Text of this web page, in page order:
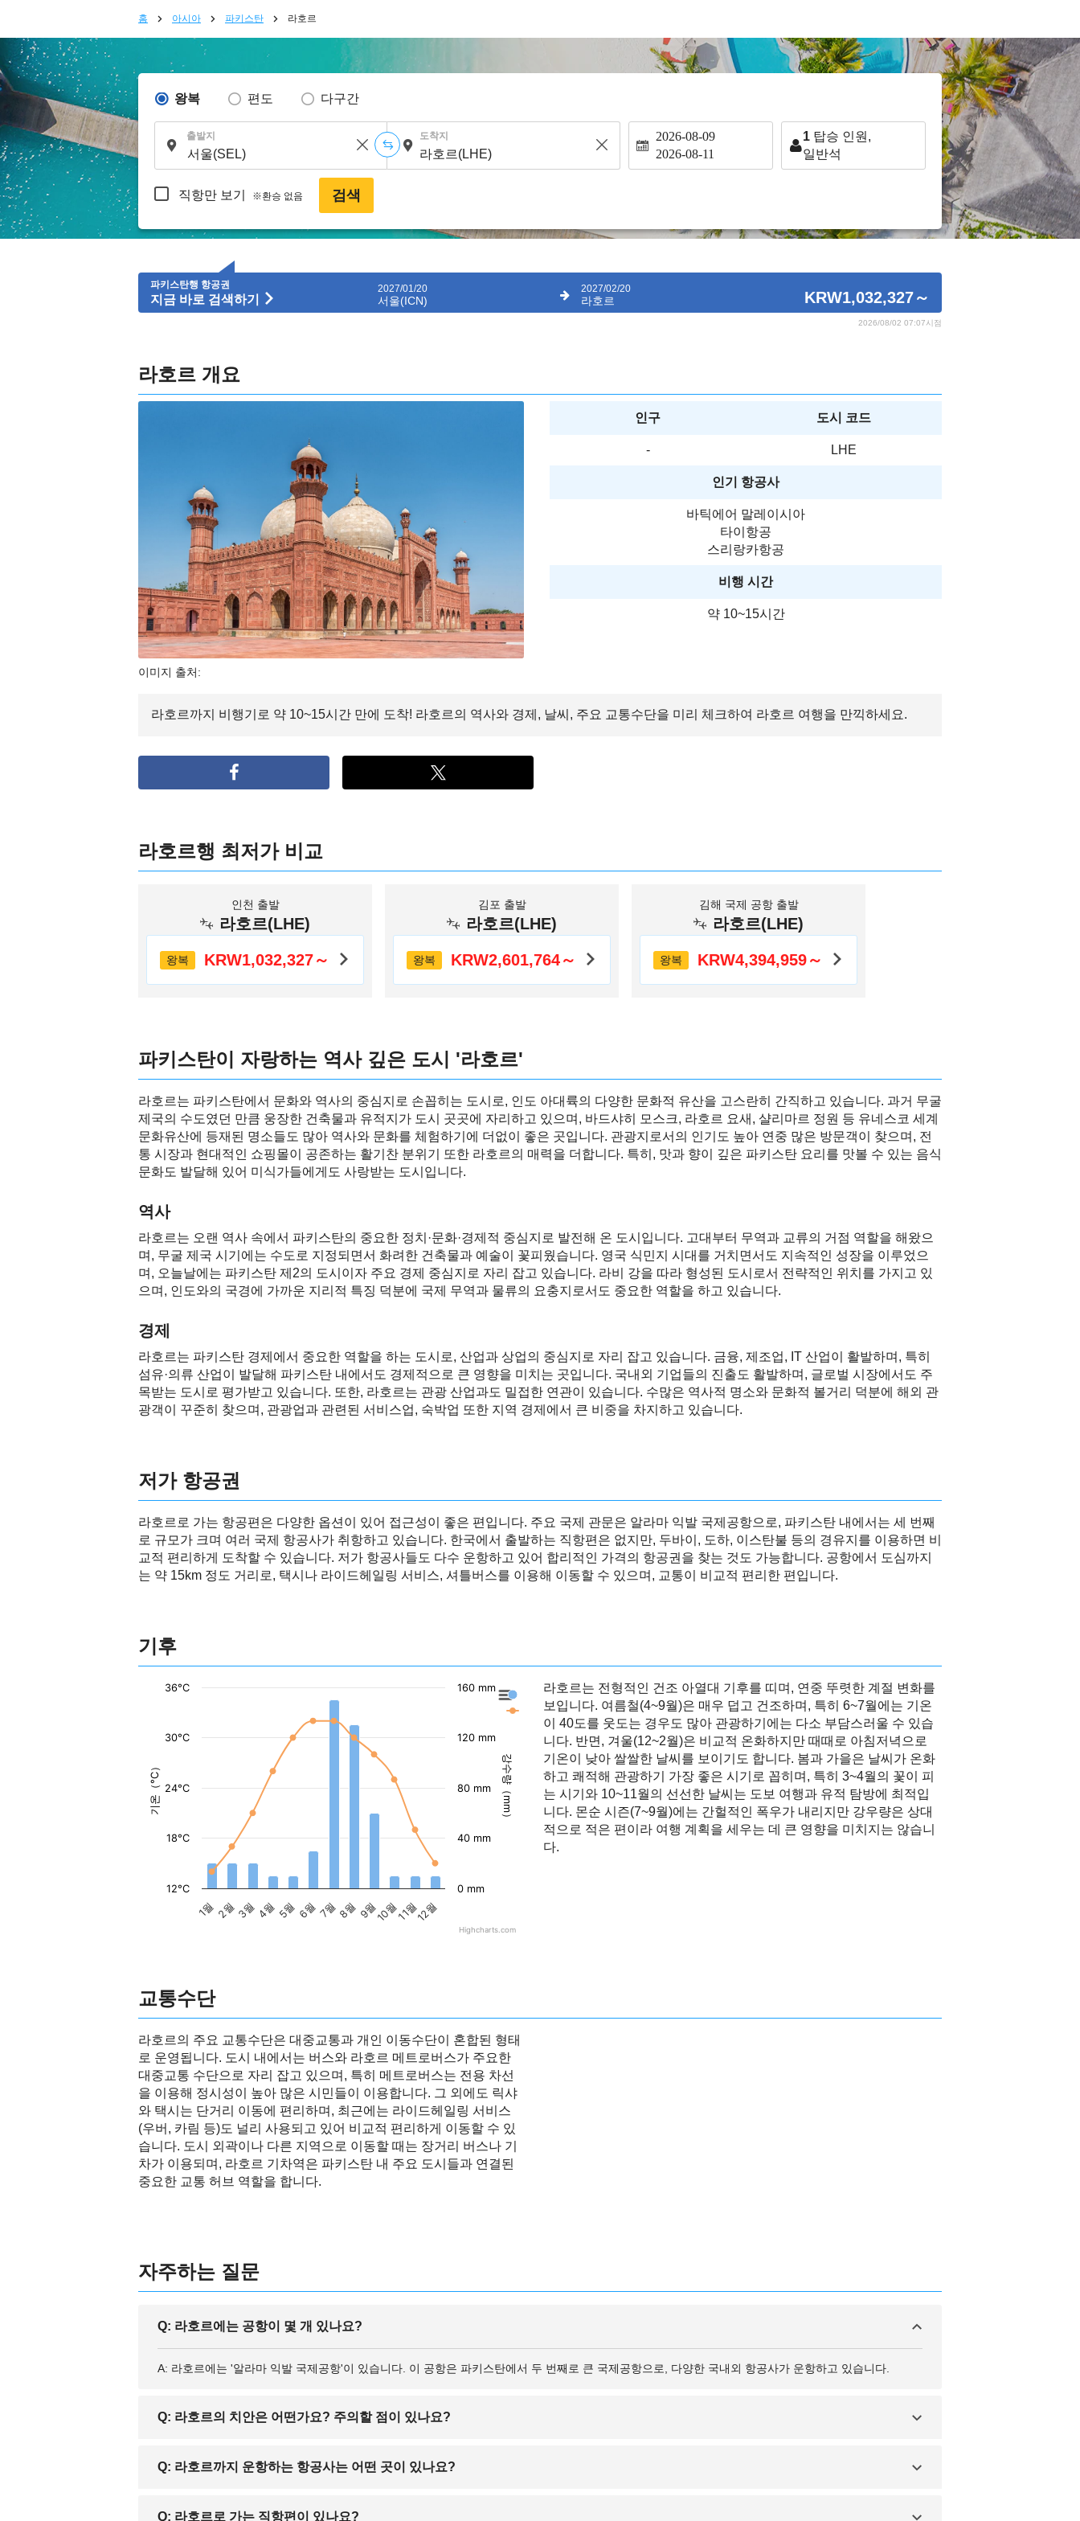
홈 아시아 파키스탄 라호르
왕복 편도 다구간
출발지 도착지 2026-08-09
2026-08-11
1 탑승 인원,
일반석
직항만 보기 ※환승 없음 검색
파키스탄행 항공권
지금 바로 검색하기
2027/01/20
서울(ICN)
2027/02/20
라호르 KRW1,032,327～
2026/08/02 07:07시점
라호르 개요
이미지 출처:
인구 도시 코드
- LHE
인기 항공사
바틱에어 말레이시아
타이항공
스리랑카항공
비행 시간
약 10~15시간
라호르까지 비행기로 약 10~15시간 만에 도착! 라호르의 역사와 경제, 날씨, 주요 교통수단을 미리 체크하여 라호르 여행을 만끽하세요.
라호르행 최저가 비교
인천 출발
라호르(LHE)
왕복 KRW1,032,327～
김포 출발
라호르(LHE)
왕복 KRW2,601,764～
김해 국제 공항 출발
라호르(LHE)
왕복 KRW4,394,959～
파키스탄이 자랑하는 역사 깊은 도시 '라호르'
라호르는 파키스탄에서 문화와 역사의 중심지로 손꼽히는 도시로, 인도 아대륙의 다양한 문화적 유산을 고스란히 간직하고 있습니다. 과거 무굴
제국의 수도였던 만큼 웅장한 건축물과 유적지가 도시 곳곳에 자리하고 있으며, 바드샤히 모스크, 라호르 요새, 샬리마르 정원 등 유네스코 세계
문화유산에 등재된 명소들도 많아 역사와 문화를 체험하기에 더없이 좋은 곳입니다. 관광지로서의 인기도 높아 연중 많은 방문객이 찾으며, 전
통 시장과 현대적인 쇼핑몰이 공존하는 활기찬 분위기 또한 라호르의 매력을 더합니다. 특히, 맛과 향이 깊은 파키스탄 요리를 맛볼 수 있는 음식
문화도 발달해 있어 미식가들에게도 사랑받는 도시입니다.
역사
라호르는 오랜 역사 속에서 파키스탄의 중요한 정치·문화·경제적 중심지로 발전해 온 도시입니다. 고대부터 무역과 교류의 거점 역할을 해왔으
며, 무굴 제국 시기에는 수도로 지정되면서 화려한 건축물과 예술이 꽃피웠습니다. 영국 식민지 시대를 거치면서도 지속적인 성장을 이루었으
며, 오늘날에는 파키스탄 제2의 도시이자 주요 경제 중심지로 자리 잡고 있습니다. 라비 강을 따라 형성된 도시로서 전략적인 위치를 가지고 있
으며, 인도와의 국경에 가까운 지리적 특징 덕분에 국제 무역과 물류의 요충지로서도 중요한 역할을 하고 있습니다.
경제
라호르는 파키스탄 경제에서 중요한 역할을 하는 도시로, 산업과 상업의 중심지로 자리 잡고 있습니다. 금융, 제조업, IT 산업이 활발하며, 특히
섬유·의류 산업이 발달해 파키스탄 내에서도 경제적으로 큰 영향을 미치는 곳입니다. 국내외 기업들의 진출도 활발하며, 글로벌 시장에서도 주
목받는 도시로 평가받고 있습니다. 또한, 라호르는 관광 산업과도 밀접한 연관이 있습니다. 수많은 역사적 명소와 문화적 볼거리 덕분에 해외 관
광객이 꾸준히 찾으며, 관광업과 관련된 서비스업, 숙박업 또한 지역 경제에서 큰 비중을 차지하고 있습니다.
저가 항공권
라호르로 가는 항공편은 다양한 옵션이 있어 접근성이 좋은 편입니다. 주요 국제 관문은 알라마 익발 국제공항으로, 파키스탄 내에서는 세 번째
로 규모가 크며 여러 국제 항공사가 취항하고 있습니다. 한국에서 출발하는 직항편은 없지만, 두바이, 도하, 이스탄불 등의 경유지를 이용하면 비
교적 편리하게 도착할 수 있습니다. 저가 항공사들도 다수 운항하고 있어 합리적인 가격의 항공권을 찾는 것도 가능합니다. 공항에서 도심까지
는 약 15km 정도 거리로, 택시나 라이드헤일링 서비스, 셔틀버스를 이용해 이동할 수 있으며, 교통이 비교적 편리한 편입니다.
기후
기온（°C） 강수량（mm）
라호르의 강수량
라호르의 기온
1월 2월3월 4월5월 6월 7월 8월 9월10월11월12월
12°C
18°C
24°C
30°C
36°C
0 mm
40 mm
80 mm
120 mm
160 mm
Highcharts.com
라호르는 전형적인 건조 아열대 기후를 띠며, 연중 뚜렷한 계절 변화를
보입니다. 여름철(4~9월)은 매우 덥고 건조하며, 특히 6~7월에는 기온
이 40도를 웃도는 경우도 많아 관광하기에는 다소 부담스러울 수 있습
니다. 반면, 겨울(12~2월)은 비교적 온화하지만 때때로 아침저녁으로
기온이 낮아 쌀쌀한 날씨를 보이기도 합니다. 봄과 가을은 날씨가 온화
하고 쾌적해 관광하기 가장 좋은 시기로 꼽히며, 특히 3~4월의 꽃이 피
는 시기와 10~11월의 선선한 날씨는 도보 여행과 유적 탐방에 최적입
니다. 몬순 시즌(7~9월)에는 간헐적인 폭우가 내리지만 강우량은 상대
적으로 적은 편이라 여행 계획을 세우는 데 큰 영향을 미치지는 않습니
다.
교통수단
라호르의 주요 교통수단은 대중교통과 개인 이동수단이 혼합된 형태
로 운영됩니다. 도시 내에서는 버스와 라호르 메트로버스가 주요한
대중교통 수단으로 자리 잡고 있으며, 특히 메트로버스는 전용 차선
을 이용해 정시성이 높아 많은 시민들이 이용합니다. 그 외에도 릭샤
와 택시는 단거리 이동에 편리하며, 최근에는 라이드헤일링 서비스
(우버, 카림 등)도 널리 사용되고 있어 비교적 편리하게 이동할 수 있
습니다. 도시 외곽이나 다른 지역으로 이동할 때는 장거리 버스나 기
차가 이용되며, 라호르 기차역은 파키스탄 내 주요 도시들과 연결된
중요한 교통 허브 역할을 합니다.
자주하는 질문
Q: 라호르에는 공항이 몇 개 있나요?
A: 라호르에는 '알라마 익발 국제공항'이 있습니다. 이 공항은 파키스탄에서 두 번째로 큰 국제공항으로, 다양한 국내외 항공사가 운항하고 있습니다.
Q: 라호르의 치안은 어떤가요? 주의할 점이 있나요?
A: 파키스탄 전반적으로 치안에 유의해야 하며, 라호르도 예외는 아닙니다. 여행 시 주요 관광지 이외의 지역 방문을 자제하고, 야간 외출을 피하는 것이 좋
습니다. 또한, 소지품 관리에 신경 쓰고, 신뢰할 수 있는 교통수단을 이용하는 것이 안전합니다.
Q: 라호르까지 운항하는 항공사는 어떤 곳이 있나요?
A: 파키스탄 국제항공, 에어블루 등의 현지 항공사뿐만 아니라, 에미레이트 항공, 카타르 항공, 터키항공 등 여러 국제 항공사가 라호르행 노선을 운영하고
Q: 라호르로 가는 직항편이 있나요?